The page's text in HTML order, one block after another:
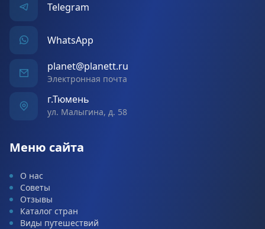
Telegram
WhatsApp
planet@planett.ru
Электронная почта
г.Тюмень
ул. Малыгина, д. 58
Меню сайта
О нас
Советы
Отзывы
Каталог стран
Виды путешествий